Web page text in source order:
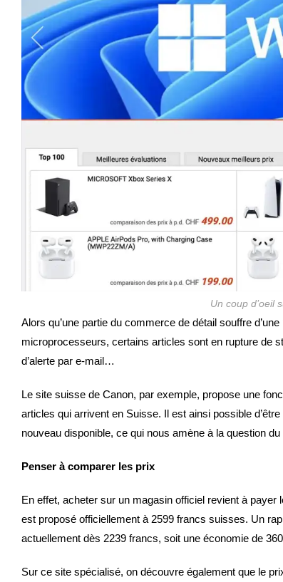
Un coup d’oeil
Alors qu’une partie du commerce de détail souffre
microprocesseurs, certains articles sont en rupture de
d’alerte par e-mail…
Le site suisse de Canon, par exemple, propose une
articles qui arrivent en Suisse. Il est ainsi possible
nouveau disponible, ce qui nous amène à la question
Penser à comparer les prix
En effet, acheter sur un magasin officiel revient à payer
est proposé officiellement à 2599 francs suisses. Un
actuellement dès 2239 francs, soit une économie de
Sur ce site spécialisé, on découvre également que le